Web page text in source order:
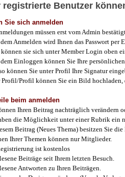
registrierte Benutzer
Sie sich anmelden
müssen erst vom Admin
Anmelden wird Ihnen das Passwort per
können sie sich unter Member Login oben
Einloggen können Sie Ihre
können Sie unter Profil Ihre Signatur
Profil/Profil können Sie ein Bild
beim anmelden
Ihren Beitrag nachträglich verändern
die Möglichkeit unter einer Rubrik ein
Beitrag (Neues Thema) besitzen Sie
Ihrer Themen können nur Mitglieder.
ist kostenlos
Beiträge seit Ihrem letzten Besuch.
Antworten zu Ihren Beiträgen.